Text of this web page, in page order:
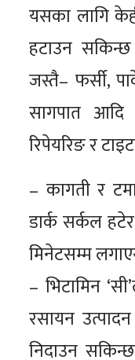
यसका लागि
हटाउन सकिन्छ
जस्तै– फर्सी,
सागपात
रिपेयरिङ र
– कागती र
डार्क सर्कल
मिनेटसम्म
– भिटामिन
रसायन
निदाउन